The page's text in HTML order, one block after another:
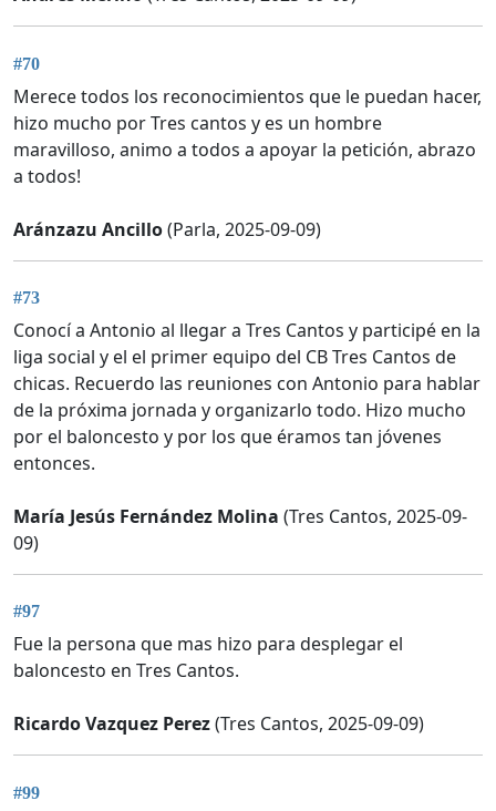
#70
Merece todos los reconocimientos que le puedan hacer,
hizo mucho por Tres cantos y es un hombre
maravilloso, animo a todos a apoyar la petición, abrazo
a todos!
Aránzazu Ancillo(Parla, 2025-09-09)
#73
Conocí a Antonio al llegar a Tres Cantos y participé en la
liga social y el el primer equipo del CB Tres Cantos de
chicas. Recuerdo las reuniones con Antonio para hablar
de la próxima jornada y organizarlo todo. Hizo mucho
por el baloncesto y por los que éramos tan jóvenes
entonces.
María Jesús Fernández Molina (Tres Cantos, 2025-09-
09)
#97
Fue la persona que mas hizo para desplegar el
baloncesto en Tres Cantos.
Ricardo Vazquez Perez(Tres Cantos, 2025-09-09)
#99